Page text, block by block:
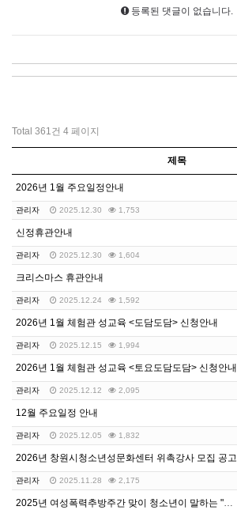
등록된 댓글이 없습니다.
Total 361건 4 페이지
제목
2026년 1월 주요일정안내
관리자 2025.12.30 1,753
신정휴관안내
관리자 2025.12.30 1,604
크리스마스 휴관안내
관리자 2025.12.24 1,592
2026년 1월 체험관 성교육 <도담도담> 신청안내
관리자 2025.12.15 1,994
2026년 1월 체험관 성교육 <토요도담도담> 신청안내
관리자 2025.12.12 2,095
12월 주요일정 안내
관리자 2025.12.05 1,832
2026년 창원시청소년성문화센터 위촉강사 모집 공고
관리자 2025.11.28 2,175
2025년 여성폭력추방주간 맞이 청소년이 말하는 "디지…